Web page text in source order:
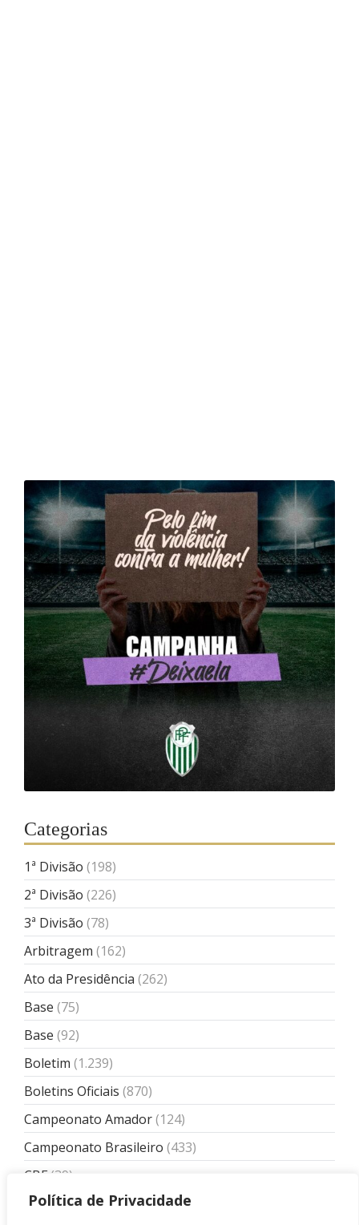
Política de Privacidade
Categorias
1ª Divisão (198)
2ª Divisão (226)
3ª Divisão (78)
Arbitragem (162)
Ato da Presidência (262)
Base (75)
Base (92)
Boletim (1.239)
Boletins Oficiais (870)
Campeonato Amador(124)
Campeonato Brasileiro (433)
CBF(39)
Comissão de Arbitragem(110)